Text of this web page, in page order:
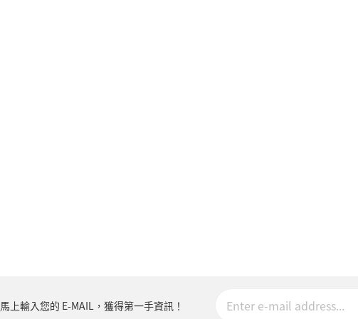
馬上輸入您的 E-MAIL，獲得第一手資訊！